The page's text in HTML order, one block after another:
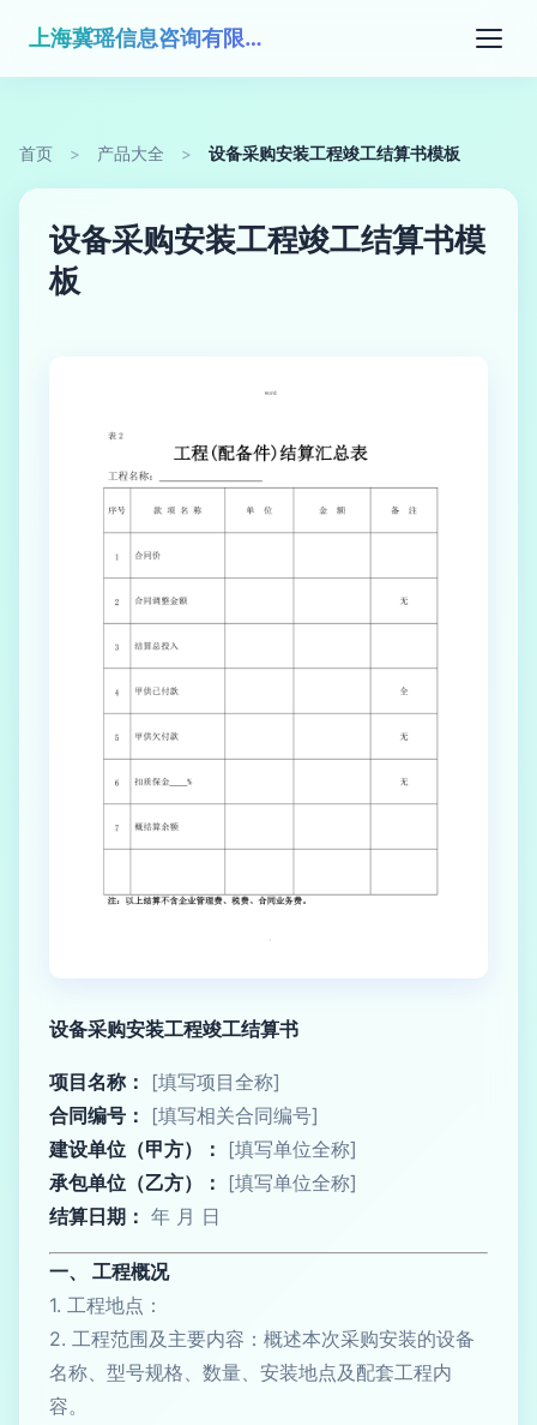
上海冀瑶信息咨询有限公司
首页 > 产品大全 > 设备采购安装工程竣工结算书模板
设备采购安装工程竣工结算书模
板
设备采购安装工程竣工结算书
项目名称：
[填写项目全称]
合同编号：
[填写相关合同编号]
建设单位（甲方）：
[填写单位全称]
承包单位（乙方）：
[填写单位全称]
结算日期： 年 月 日
一、 工程概况
1. 工程地点：
2. 工程范围及主要内容：概述本次采购安装的设备
名称、型号规格、数量、安装地点及配套工程内
容。